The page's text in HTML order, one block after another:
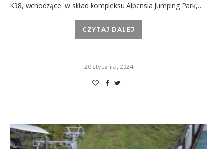
K98, wchodzącej w skład kompleksu Alpensia Jumping Park,…
CZYTAJ DALEJ
20 stycznia, 2024